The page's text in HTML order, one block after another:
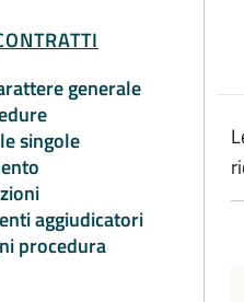
generale
singole
aggiudicatori
procedura